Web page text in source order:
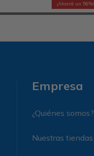
56
Empresa
¿Quiénes somos?
Nuestras tiendas